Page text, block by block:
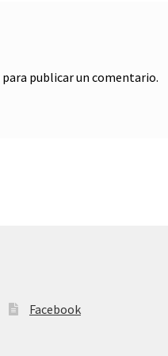
para publicar un comentario.
Facebook